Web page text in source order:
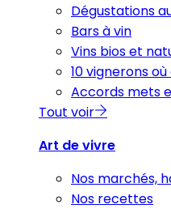
Dégustations
Bars à vin
Vins bios et
10 vignerons
Accords mets
Tout voir
Art de vivre
Nos marchés,
Nos recettes